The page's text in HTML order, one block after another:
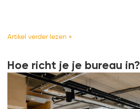
Artikel verder lezen »
Hoe richt je je bureau in?